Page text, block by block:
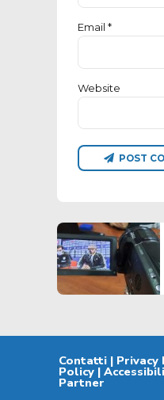
Email *
Website
POST
Contatti| Privacy
Policy|
Partner